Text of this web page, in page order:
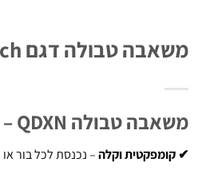
משאבה טבולה דגם QDXN | B.Tech
משאבה טבולה QDXN – למים נקיים | B.Tech
✔ קומפקטית וקלה– נכנסת לכל בור